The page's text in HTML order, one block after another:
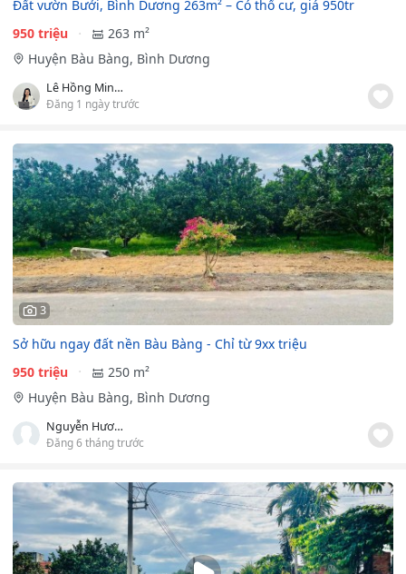
Đất vườn Bưởi, Bình Dương 263m² – Có thổ cư, giá 950tr
950 triệu
263 m²
Huyện Bàu Bàng, Bình Dương
Lê Hồng Minh Tuyết
Đăng 1 ngày trước
3
Sở hữu ngay đất nền Bàu Bàng - Chỉ từ 9xx triệu
950 triệu
250 m²
Huyện Bàu Bàng, Bình Dương
Nguyễn Hương Diệu
Đăng 6 tháng trước